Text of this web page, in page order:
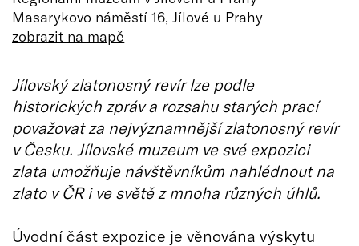
Masarykovo náměstí 16, Jílové u Prahy
zobrazit na mapě
Jílovský zlatonosný revír lze podle
historických zpráv a rozsahu starých prací
považovat za nejvýznamnější zlatonosný revír
v Česku. Jílovské muzeum ve své expozici
zlata umožňuje návštěvníkům nahlédnout na
zlato v ČR i ve světě z mnoha různých úhlů.
Úvodní část expozice je věnována výskytu